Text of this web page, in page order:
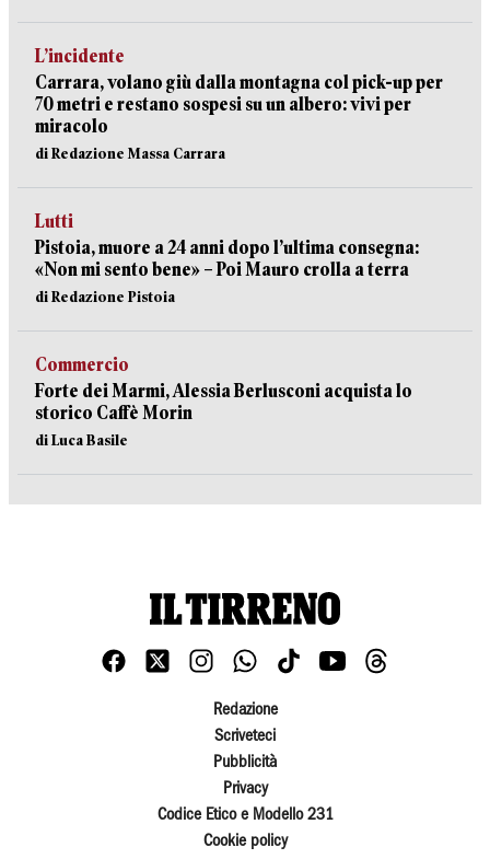
L’incidente
Carrara, volano giù dalla montagna col pick-up per
70 metri e restano sospesi su un albero: vivi per
miracolo
di Redazione Massa Carrara
Lutti
Pistoia, muore a 24 anni dopo l’ultima consegna:
«Non mi sento bene» – Poi Mauro crolla a terra
di Redazione Pistoia
Commercio
Forte dei Marmi, Alessia Berlusconi acquista lo
storico Caffè Morin
di Luca Basile
Redazione
Scriveteci
Pubblicità
Privacy
Codice Etico e Modello 231
Cookie policy